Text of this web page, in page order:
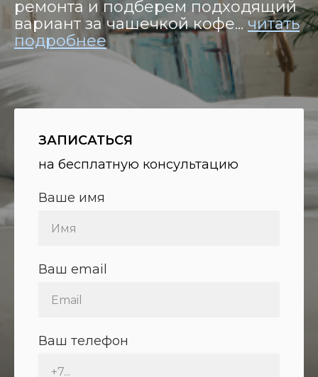
ремонта и подберем подходящий
вариант за чашечкой кофе... читать
подробнее
ЗАПИСАТЬСЯ
на бесплатную консультацию
Ваше имя
Ваш email
Ваш телефон